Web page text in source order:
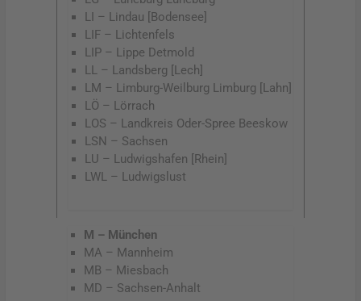
LI – Lindau [Bodensee]
LIF – Lichtenfels
LIP – Lippe Detmold
LL – Landsberg [Lech]
LM – Limburg-Weilburg Limburg [Lahn]
LÖ – Lörrach
LOS – Landkreis Oder-Spree Beeskow
LSN – Sachsen
LU – Ludwigshafen [Rhein]
LWL – Ludwigslust
M – München
MA – Mannheim
MB – Miesbach
MD – Sachsen-Anhalt